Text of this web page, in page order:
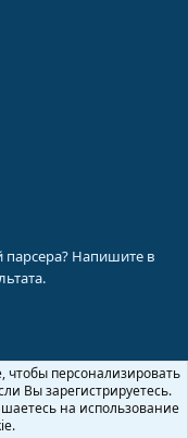
Напишите в
чтобы персонализировать
Вы зарегистрируетесь.
на использование